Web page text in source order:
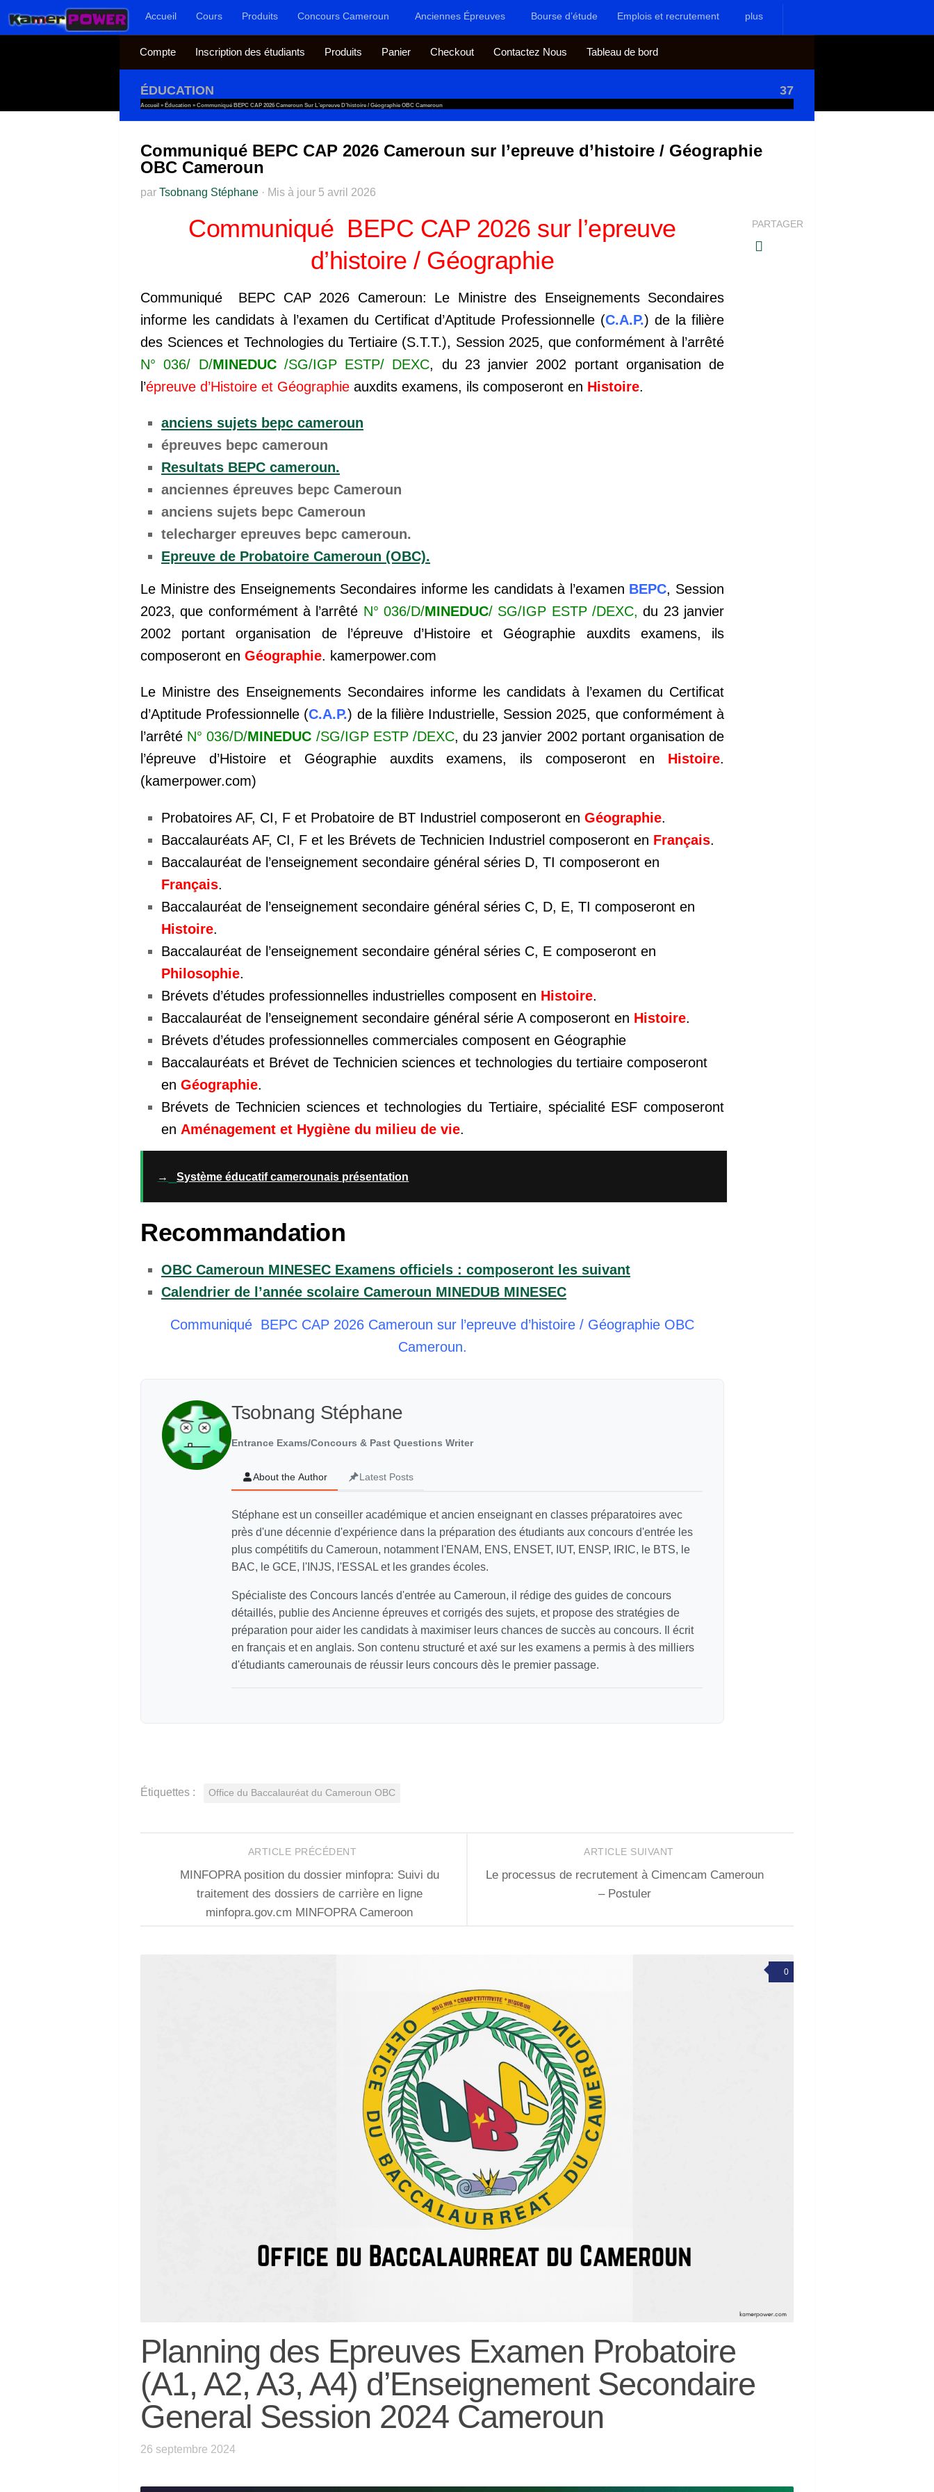
Au dessous du contenuAccueil Cours Produits Concours Cameroun Anciennes Épreuves Bourse d’étude Emplois et recrutement plus
Compte Inscription des étudiants Produits Panier Checkout Contactez Nous Tableau de bord
ÉDUCATION 37
Accueil » Éducation » Communiqué BEPC CAP 2026 Cameroun Sur L’epreuve D’histoire / Géographie OBC Cameroun
Communiqué BEPC CAP 2026 Cameroun sur l’epreuve d’histoire / Géographie
OBC Cameroun
par Tsobnang Stéphane · Mis à jour 5 avril 2026
Communiqué BEPC CAP 2026 sur l’epreuve
d’histoire / Géographie
Communiqué BEPC CAP 2026 Cameroun: Le Ministre des Enseignements Secondaires
informe les candidats à l’examen du Certificat d’Aptitude Professionnelle (C.A.P.) de la filière
des Sciences et Technologies du Tertiaire (S.T.T.), Session 2025, que conformément à l’arrêté
N° 036/ D/MINEDUC /SG/IGP ESTP/ DEXC, du 23 janvier 2002 portant organisation de
l’épreuve d’Histoire et Géographie auxdits examens, ils composeront en Histoire.
anciens sujets bepc cameroun
épreuves bepc cameroun
Resultats BEPC cameroun.
anciennes épreuves bepc Cameroun
anciens sujets bepc Cameroun
telecharger epreuves bepc cameroun.
Epreuve de Probatoire Cameroun (OBC).
Le Ministre des Enseignements Secondaires informe les candidats à l’examen BEPC, Session
2023, que conformément à l’arrêté N° 036/D/MINEDUC/ SG/IGP ESTP /DEXC, du 23 janvier
2002 portant organisation de l’épreuve d’Histoire et Géographie auxdits examens, ils
composeront en Géographie. kamerpower.com
Le Ministre des Enseignements Secondaires informe les candidats à l’examen du Certificat
d’Aptitude Professionnelle (C.A.P.) de la filière Industrielle, Session 2025, que conformément à
l’arrêté N° 036/D/MINEDUC /SG/IGP ESTP /DEXC, du 23 janvier 2002 portant organisation de
l’épreuve d’Histoire et Géographie auxdits examens, ils composeront en Histoire.
(kamerpower.com)
Probatoires AF, CI, F et Probatoire de BT Industriel composeront en Géographie.
Baccalauréats AF, CI, F et les Brévets de Technicien Industriel composeront en Français.
Baccalauréat de l’enseignement secondaire général séries D, TI composeront en
Français.
Baccalauréat de l’enseignement secondaire général séries C, D, E, TI composeront en
Histoire.
Baccalauréat de l’enseignement secondaire général séries C, E composeront en
Philosophie.
Brévets d’études professionnelles industrielles composent en Histoire.
Baccalauréat de l’enseignement secondaire général série A composeront en Histoire.
Brévets d’études professionnelles commerciales composent en Géographie
Baccalauréats et Brévet de Technicien sciences et technologies du tertiaire composeront
en Géographie.
Brévets de Technicien sciences et technologies du Tertiaire, spécialité ESF composeront
en Aménagement et Hygiène du milieu de vie.
→ Système éducatif camerounais présentation
Recommandation
OBC Cameroun MINESEC Examens officiels : composeront les suivant
Calendrier de l’année scolaire Cameroun MINEDUB MINESEC
Communiqué BEPC CAP 2026 Cameroun sur l’epreuve d’histoire / Géographie OBC
Cameroun.
Tsobnang Stéphane
Entrance Exams/Concours & Past Questions Writer
About the Author Latest Posts
Stéphane est un conseiller académique et ancien enseignant en classes préparatoires avec
près d'une décennie d'expérience dans la préparation des étudiants aux concours d'entrée les
plus compétitifs du Cameroun, notamment l'ENAM, ENS, ENSET, IUT, ENSP, IRIC, le BTS, le
BAC, le GCE, l'INJS, l'ESSAL et les grandes écoles.
Spécialiste des Concours lancés d'entrée au Cameroun, il rédige des guides de concours
détaillés, publie des Ancienne épreuves et corrigés des sujets, et propose des stratégies de
préparation pour aider les candidats à maximiser leurs chances de succès au concours. Il écrit
en français et en anglais. Son contenu structuré et axé sur les examens a permis à des milliers
d'étudiants camerounais de réussir leurs concours dès le premier passage.
PARTAGER
Étiquettes : Office du Baccalauréat du Cameroun OBC
ARTICLE SUIVANT
Le processus de recrutement à Cimencam Cameroun
– Postuler
ARTICLE PRÉCÉDENT
MINFOPRA position du dossier minfopra: Suivi du
traitement des dossiers de carrière en ligne
minfopra.gov.cm MINFOPRA Cameroon
0
Planning des Epreuves Examen Probatoire
(A1, A2, A3, A4) d’Enseignement Secondaire
General Session 2024 Cameroun
26 septembre 2024